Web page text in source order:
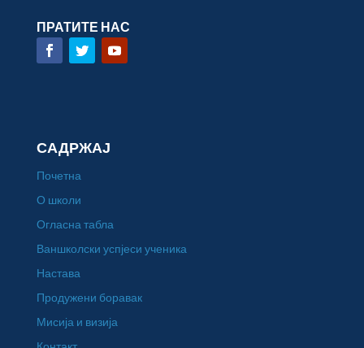
ПРАТИТЕ НАС
САДРЖАЈ
Почетна
О школи
Огласна табла
Ваншколски успјеси ученика
Настава
Продужени боравак
Мисија и визија